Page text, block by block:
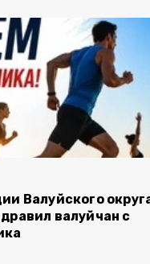
Валуйского
валуйчан с